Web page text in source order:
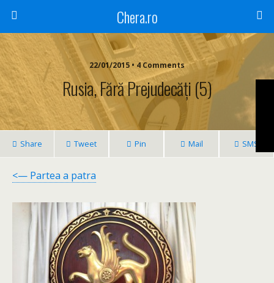
Chera.ro
22/01/2015 • 4 Comments
Rusia, Fără Prejudecăți (5)
Share Tweet Pin Mail SMS
<— Partea a patra